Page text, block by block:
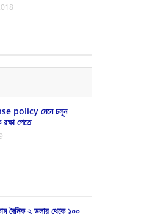
policy মেনে চলুন
পেতে
দৈনিক ২ ডলার থেকে ১০০